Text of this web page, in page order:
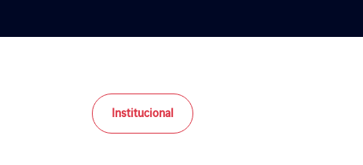
Institucional